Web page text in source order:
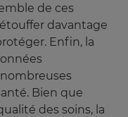
de ces
davantage
Enfin, la
Bien que
des soins, la